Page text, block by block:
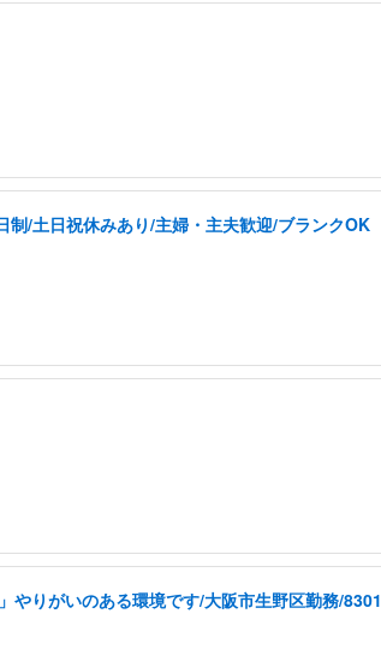
/土日祝休みあり/主婦・主夫歓迎/ブランクOK
やりがいのある環境です/大阪市生野区勤務/8301